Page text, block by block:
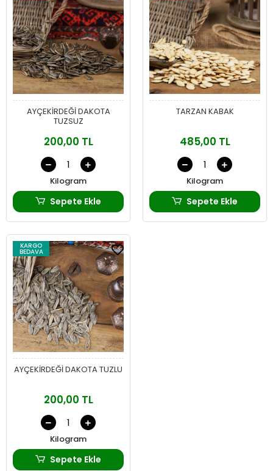
AYÇEKİRDEĞİ DAKOTA
TUZSUZ
200,00 TL
Kilogram
Sepete Ekle
TARZAN KABAK
485,00 TL
Kilogram
Sepete Ekle
KARGO
BEDAVA
AYÇEKİRDEĞİ DAKOTA TUZLU
200,00 TL
Kilogram
Sepete Ekle